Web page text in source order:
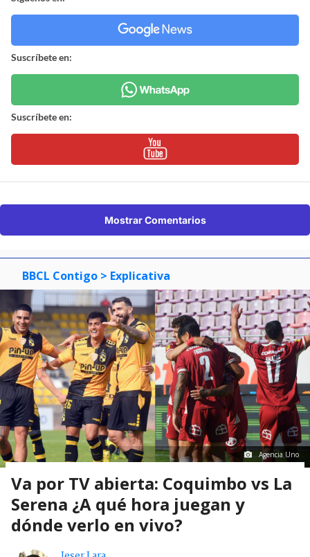
Suscríbete en:
Suscríbete en:
Mostrar Comentarios
BBCL Contigo > Explicativa
Agencia Uno
Va por TV abierta: Coquimbo vs La
Serena ¿A qué hora juegan y
dónde verlo en vivo?